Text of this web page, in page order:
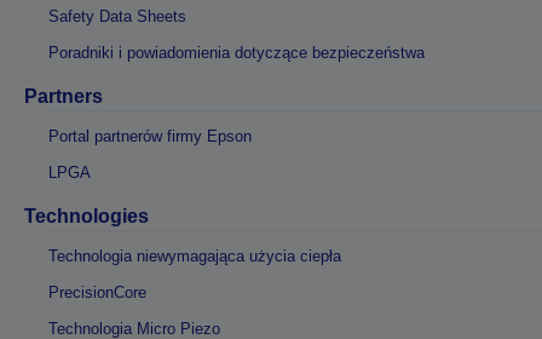
Safety Data Sheets
Poradniki i powiadomienia dotyczące bezpieczeństwa
Partners
Portal partnerów firmy Epson
LPGA
Technologies
Technologia niewymagająca użycia ciepła
PrecisionCore
Technologia Micro Piezo